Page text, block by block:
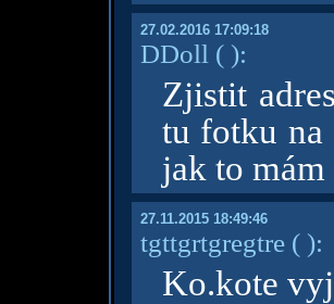
27.02.2016 17:09:18
DDoll ( ):
Zjistit
tu fotku na
jak to
27.11.2015 18:49:46
tgttgrtgregtre( ):
Ko.kote